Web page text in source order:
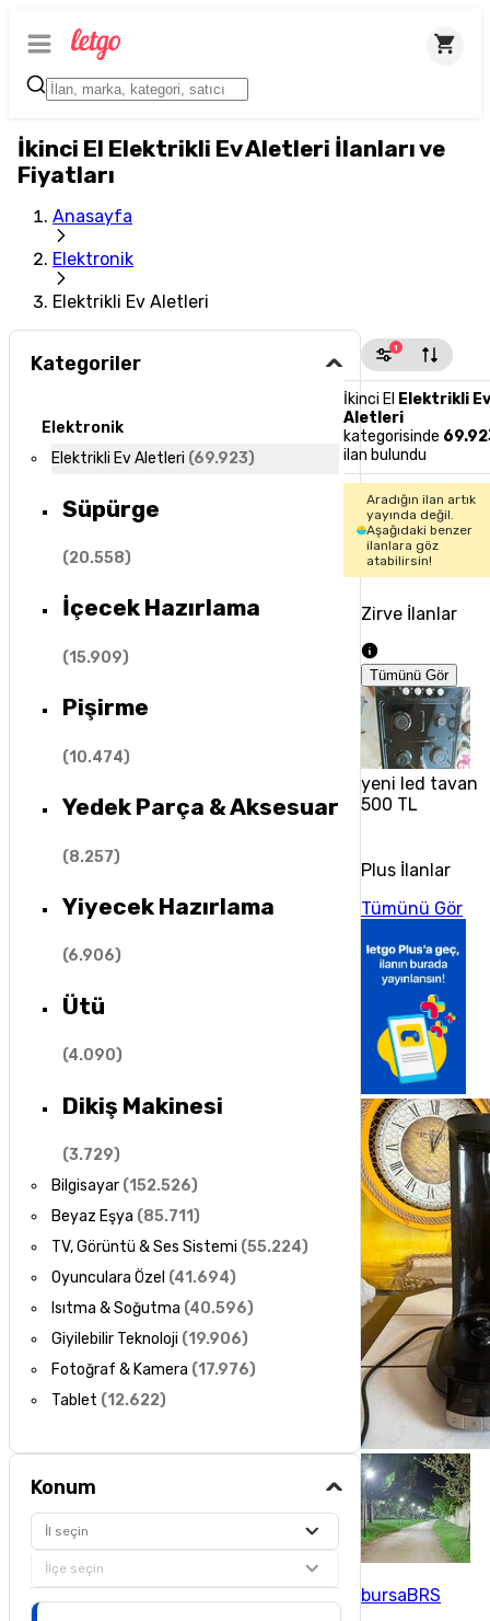
İkinci El Elektrikli Ev Aletleri İlanları ve
Fiyatları
Anasayfa
Elektronik
Elektrikli Ev Aletleri
Kategoriler
Elektronik
Elektrikli Ev Aletleri (69.923)
Süpürge
(20.558)
İçecek Hazırlama
(15.909)
Pişirme
(10.474)
Yedek Parça & Aksesuar
(8.257)
Yiyecek Hazırlama
(6.906)
Ütü
(4.090)
Dikiş Makinesi
(3.729)
Bilgisayar (152.526)
Beyaz Eşya (85.711)
TV, Görüntü & Ses Sistemi (55.224)
Oyunculara Özel (41.694)
Isıtma & Soğutma (40.596)
Giyilebilir Teknoloji (19.906)
Fotoğraf & Kamera (17.976)
Tablet (12.622)
Konum
İl seçin
İlçe seçin
1
İkinci El Elektrikli
Aletleri
kategorisinde
ilan bulundu
Aradığın ilan artık
yayında değil.
Aşağıdaki benzer
ilanlara göz
atabilirsin!
Zirve İlanlar
Tümünü Gör
yeni led tavan
500 TL
Plus İlanlar
Tümünü Gör
bursaBRS